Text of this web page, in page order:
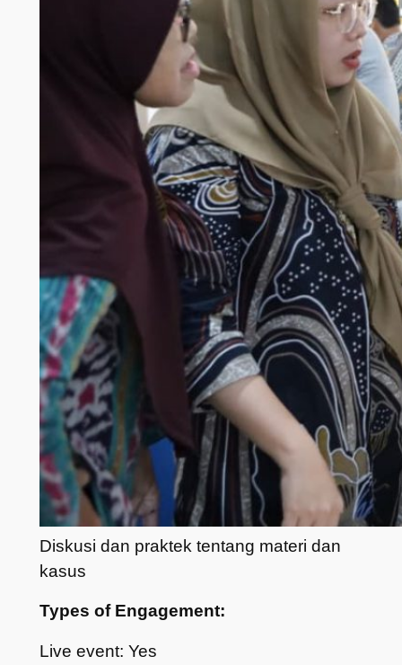
Diskusi dan praktek tentang materi dan
kasus
Types of Engagement:
Live event: Yes